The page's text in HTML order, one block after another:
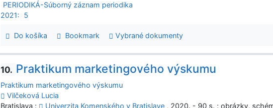
PERIODIKÁ-Súborný záznam periodika
2021:
5
Do košíka Bookmark Vybrané dokumenty
10. Praktikum marketingového výskumu
Praktikum marketingového výskumu
Vilčeková Lucia
Bratislava :
Univerzita Komenského v Bratislave , 2020. - 90 s. : obrázky,